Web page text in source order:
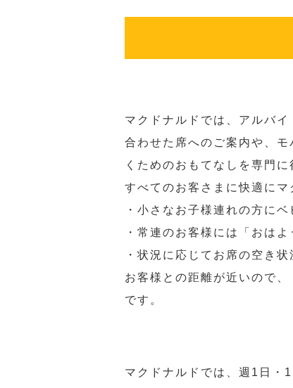
マクドナルドでは、アルバ
合わせた席へのご案内や、
くためのおもてなしを専門
すべてのお客さまに快適に
・小さなお子様連れの方に
・常連のお客様には「おは
・状況に応じてお席の空き
お客様との距離が近いので
です。
マクドナルドでは、週1日・